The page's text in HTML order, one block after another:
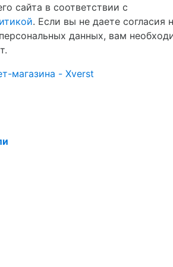
сайта в соответствии с
. Если вы не даете согласия
данных, вам
магазина - Xverst